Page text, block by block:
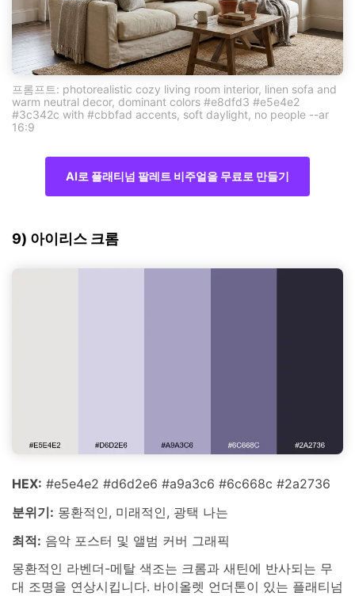
프롬프트: photorealistic cozy living room interior, linen sofa and
warm neutral decor, dominant colors #e8dfd3 #e5e4e2
#3c342c with #cbbfad accents, soft daylight, no people --ar
16:9
AI로 플래티넘 팔레트 비주얼을 무료로 만들기
9) 아이리스 크롬
HEX: #e5e4e2 #d6d2e6 #a9a3c6 #6c668c #2a2736
분위기: 몽환적인, 미래적인, 광택 나는
최적: 음악 포스터 및 앨범 커버 그래픽
몽환적인 라벤더-메탈 색조는 크롬과 새틴에 반사되는 무
대 조명을 연상시킵니다. 바이올렛 언더톤이 있는 플래티넘